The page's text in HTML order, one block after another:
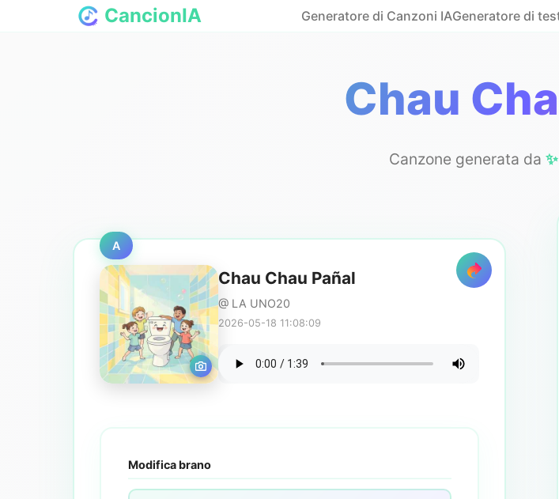
CancionIA Generatore di Canzoni IAGeneratore di
Chau
Canzone generata da
A
Chau Chau Pañal
@ LA UNO20
2026-05-18 11:08:09
Modifica brano